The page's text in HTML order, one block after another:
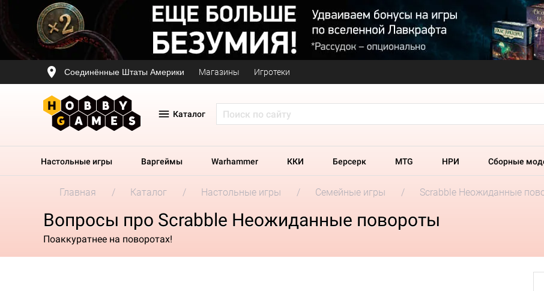
Соединённые Штаты Америки Магазины Игротеки
Каталог
Настольные игры Варгеймы Warhammer ККИ Берсерк MTG НРИ Сборные
Главная Каталог Настольные игры Семейные игры Scrabble Неожиданные
Вопросы про Scrabble Неожиданные повороты
Поаккуратнее на поворотах!